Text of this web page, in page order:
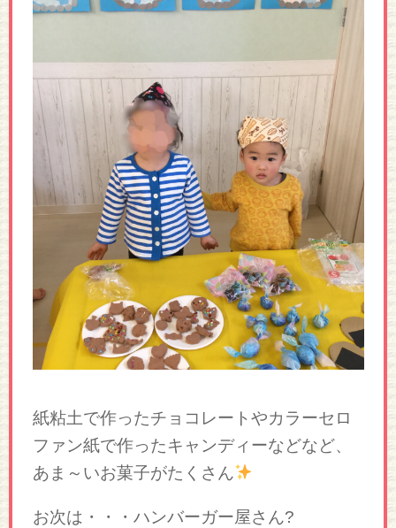
紙粘土で作ったチョコレートやカラーセロ
ファン紙で作ったキャンディーなどなど、
あま～いお菓子がたくさん
お次は・・・ハンバーガー屋さん?